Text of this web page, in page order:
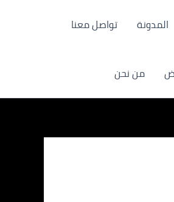
المدونة تواصل معنا
من نحن